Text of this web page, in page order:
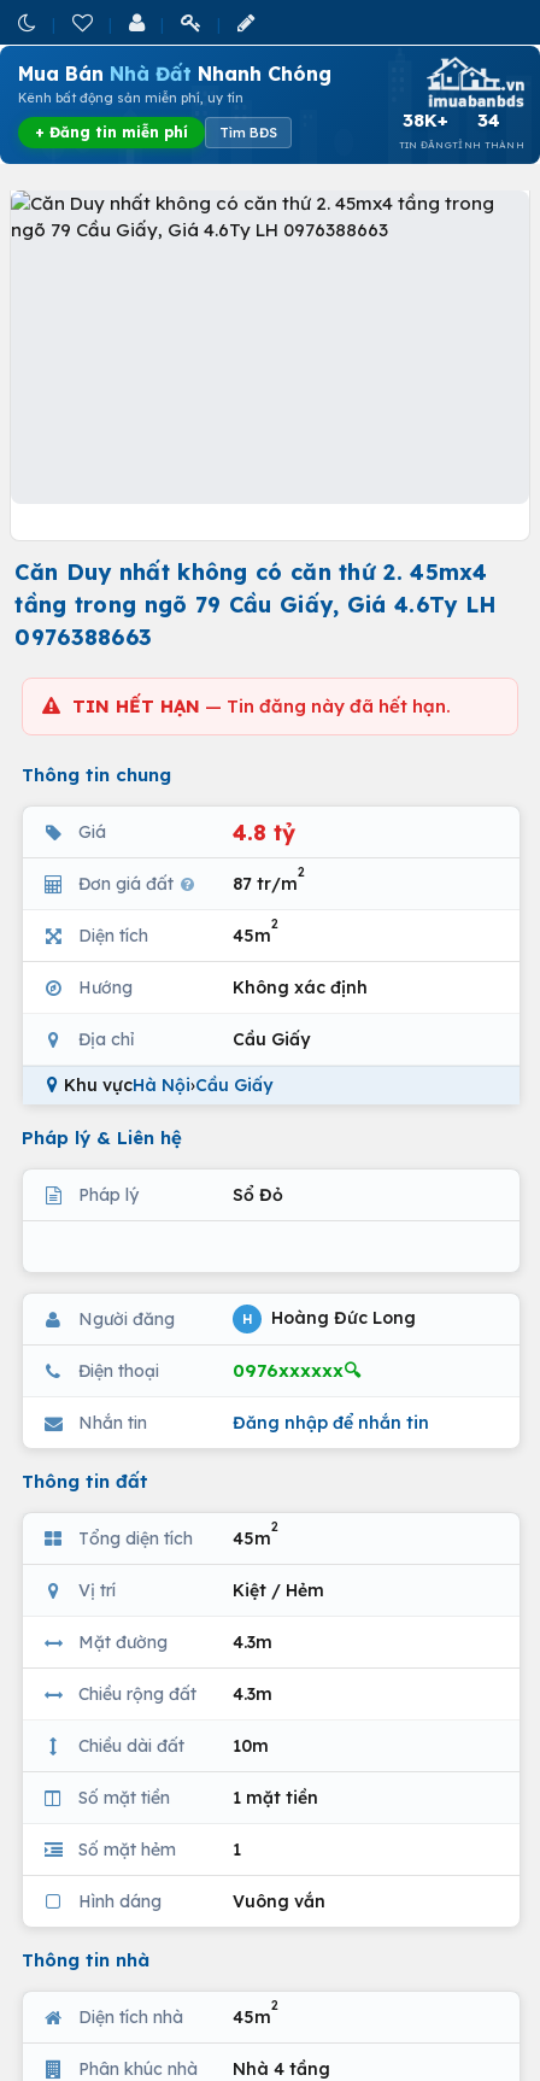
Mua Bán Nhà Đất Nhanh Chóng
Kênh bất động sản miễn phí, uy tín
+ Đăng tin miễn phí Tìm BĐS
38K+
TIN ĐĂNG
34
TỈNH THÀNH
Căn Duy nhất không có căn thứ 2. 45mx4
tầng trong ngõ 79 Cầu Giấy, Giá 4.6Ty LH
0976388663
TIN HẾT HẠN — Tin đăng này đã hết hạn.
Thông tin chung
Giá 4.8 tỷ
Đơn giá đất 87 tr/m
2
Diện tích 45m
2
Hướng Không xác định
Địa chỉ Cầu Giấy
Khu vựcHà Nội›Cầu Giấy
Pháp lý & Liên hệ
Pháp lý Sổ Đỏ
Người đăng H Hoàng Đức Long
Điện thoại 0976xxxxxx🔍
Nhắn tin Đăng nhập để nhắn tin
Thông tin đất
Tổng diện tích 45m
2
Vị trí Kiệt / Hẻm
Mặt đường 4.3m
Chiều rộng đất 4.3m
Chiều dài đất 10m
Số mặt tiền 1 mặt tiền
Số mặt hẻm 1
Hình dáng Vuông vắn
Thông tin nhà
Diện tích nhà 45m
2
Phân khúc nhà Nhà 4 tầng